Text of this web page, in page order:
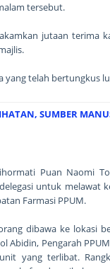
tersebut.
jutaan terima
yang telah bertungkus
SUMBER
Puan Naomi
untuk melawat
Farmasi PPUM.
dibawa ke lokasi
Abidin, Pengarah
yang terlibat.